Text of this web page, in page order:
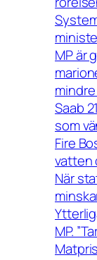
MP är
Saab
som
Fire
vatten
När
MP.